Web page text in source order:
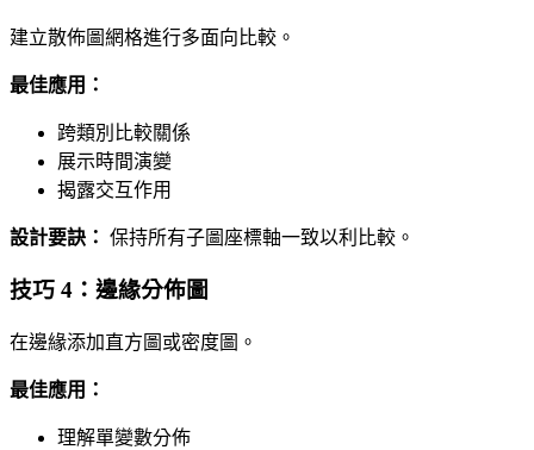
建立散佈圖網格進行多面向比較。
最佳應用：
跨類別比較關係
展示時間演變
揭露交互作用
設計要訣： 保持所有子圖座標軸一致以利比較。
技巧 4：邊緣分佈圖
在邊緣添加直方圖或密度圖。
最佳應用：
理解單變數分佈